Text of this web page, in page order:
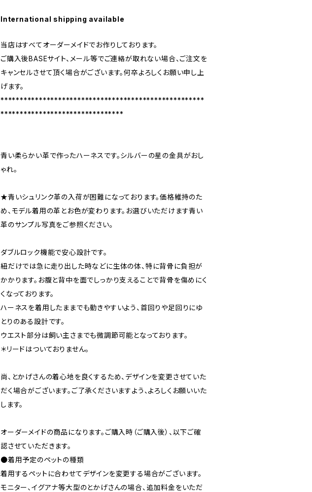
International shipping available
当店はすべてオーダーメイドでお作りしております。
ご購入後BASEサイト、メール等でご連絡が取れない場合、ご注文を
キャンセルさせて頂く場合がございます。何卒よろしくお願い申し上
げます。
*****************************************************
********************************
青い柔らかい革で作ったハーネスです。シルバーの星の金具がおし
ゃれ。
★青いシュリンク革の入荷が困難になっております。価格維持のた
め、モデル着用の革とお色が変わります。お選びいただけます青い
革のサンプル写真をご参照ください。
ダブルロック機能で安心設計です。
紐だけでは急に走り出した時などに生体の体、特に背骨に負担が
かかります。お腹と背中を面でしっかり支えることで背骨を傷めにく
くなっております。
ハーネスを着用したままでも動きやすいよう、首回りや足回りにゆ
とりのある設計です。
ウエスト部分は飼い主さまでも微調節可能となっております。
＊リードはついておりません。
尚、とかげさんの着心地を良くするため、デザインを変更させていた
だく場合がございます。ご了承くださいますよう、よろしくお願いいた
します。
オーダーメイドの商品になります。ご購入時（ご購入後）、以下ご確
認させていただきます。
●着用予定のペットの種類
着用するペットに合わせてデザインを変更する場合がございます。
モニター、イグアナ等大型のとかげさんの場合、追加料金をいただ